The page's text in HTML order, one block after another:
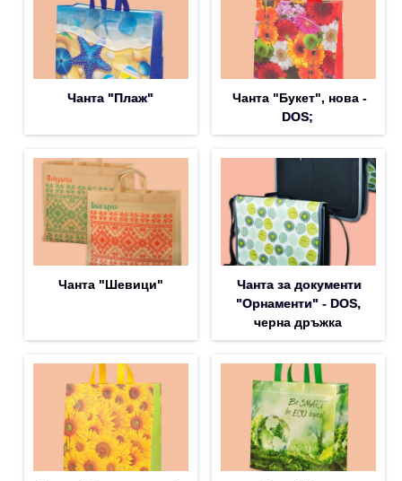
Чанта "Плаж"
Чанта "Букет", нова -
DOS;
Чанта "Шевици"
Чанта за документи
"Орнаменти" - DOS,
черна дръжка